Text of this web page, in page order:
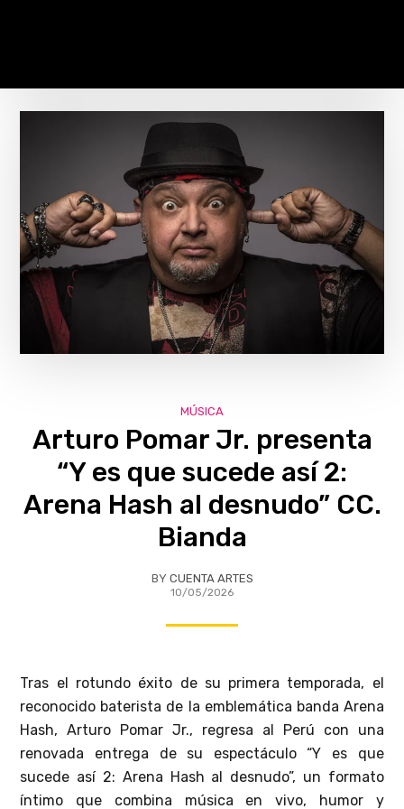
MÚSICA
Arturo Pomar Jr. presenta
“Y es que sucede así 2:
Arena Hash al desnudo” CC.
Bianda
BY CUENTA ARTES
10/05/2026
Tras el rotundo éxito de su primera temporada, el
reconocido baterista de la emblemática banda Arena
Hash, Arturo Pomar Jr., regresa al Perú con una
renovada entrega de su espectáculo “Y es que
sucede así 2: Arena Hash al desnudo”, un formato
íntimo que combina música en vivo, humor y